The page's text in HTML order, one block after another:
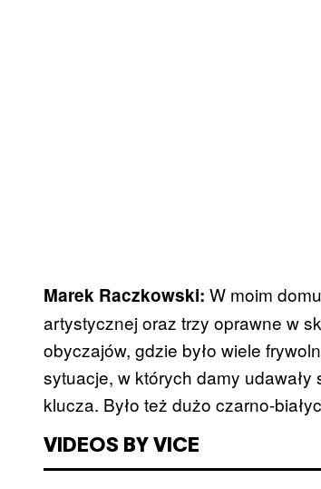
Marek Raczkowski: W moim
artystycznej oraz trzy oprawne w
obyczajów, gdzie było wiele
sytuacje, w których damy
klucza. Było też dużo czarno-
VIDEOS BY VICE